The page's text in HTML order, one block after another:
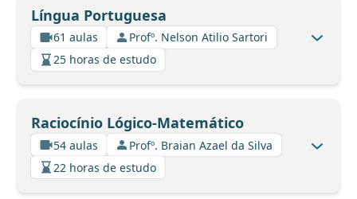
Língua Portuguesa
61 aulas
Profº. Nelson Atilio Sartori
25 horas de estudo
Raciocínio Lógico-Matemático
54 aulas
Profº. Braian Azael da Silva
22 horas de estudo